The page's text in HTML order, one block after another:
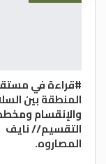
#قراءة في
المنطقة بين
والإنقسام
التقسيم// نايف
المصاروه.